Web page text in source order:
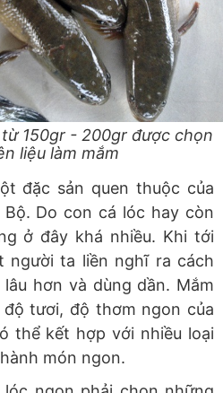
150gr - 200gr được chọn
liệu làm mắm
đặc sản quen thuộc của
Do con cá lóc hay còn
ở đây khá nhiều. Khi tới
người ta liền nghĩ ra cách
hơn và dùng dần. Mắm
tươi, độ thơm ngon của
thể kết hợp với nhiều loại
món ngon.